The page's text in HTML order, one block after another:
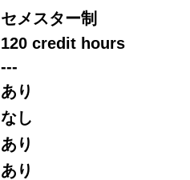
セメスター制
120 credit hours
---
あり
なし
あり
あり